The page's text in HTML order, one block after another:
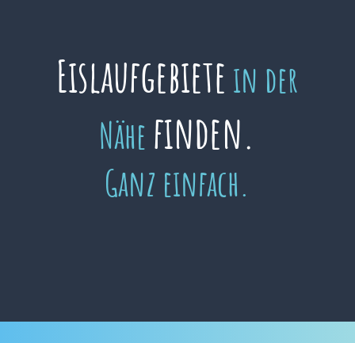
Eislaufgebiete in der
Nähe finden.
Ganz einfach.